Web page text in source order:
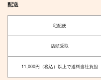
配送
宅配便
店頭受取
11,000円（税込）以上で送料当社負担